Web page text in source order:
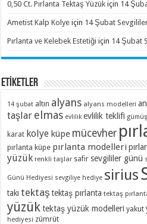
0,50 Ct. Pırlanta Tektaş Yüzük için 14
Ametist Kalp Kolye için 14 Şubat
Pırlanta ve Kelebek Estetiği için 14 Şubat
ETİKETLER
14 şubat altın alyans alyans modelleri
taşlar elmas evlilik evlilik teklifi gümüş
karat kolye küpe mücevher
pırlanta küpe pırlanta modelleri
yüzük renkli taşlar safir sevgililer günü
Günü Hediyesi sevgiliye hediye sirius
takı tektaş tektaş pırlanta tektaş
yüzük tektaş yüzük modelleri yakut
hediyesi zümrüt